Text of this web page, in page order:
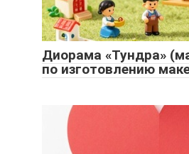
Диорама «Тундра»
по изготовлению